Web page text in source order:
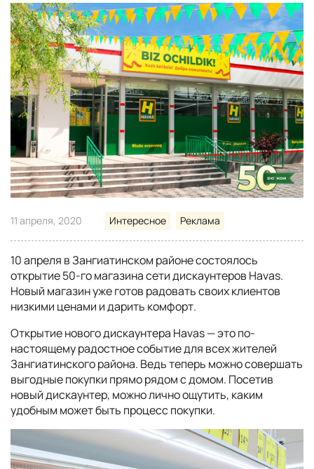
11 апреля, 2020 Интересное Реклама
10 апреля в Зангиатинском районе состоялось
открытие 50-го магазина сети дискаунтеров Havas.
Новый магазин уже готов радовать своих клиентов
низкими ценами и дарить комфорт.
Открытие нового дискаунтера Havas — это по-
настоящему радостное событие для всех жителей
Зангиатинского района. Ведь теперь можно совершать
выгодные покупки прямо рядом с домом. Посетив
новый дискаунтер, можно лично ощутить, каким
удобным может быть процесс покупки.